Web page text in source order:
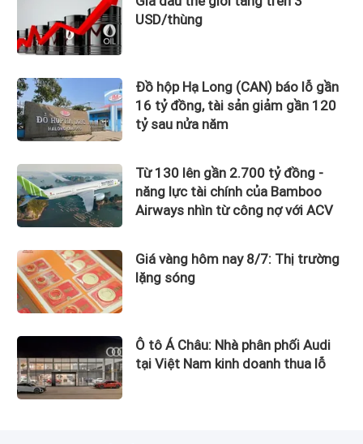
USD/thùng
Đồ hộp Hạ Long (CAN) báo lỗ gần
16 tỷ đồng, tài sản giảm gần 120
tỷ sau nửa năm
Từ 130 lên gần 2.700 tỷ đồng -
năng lực tài chính của Bamboo
Airways nhìn từ công nợ với ACV
Giá vàng hôm nay 8/7: Thị trường
lặng sóng
Ô tô Á Châu: Nhà phân phối Audi
tại Việt Nam kinh doanh thua lỗ